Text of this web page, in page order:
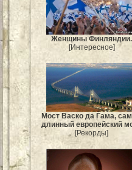
Женщины Финляндии.
[Интересное]
Мост Васко да Гама,
длинный европейский
[Рекорды]